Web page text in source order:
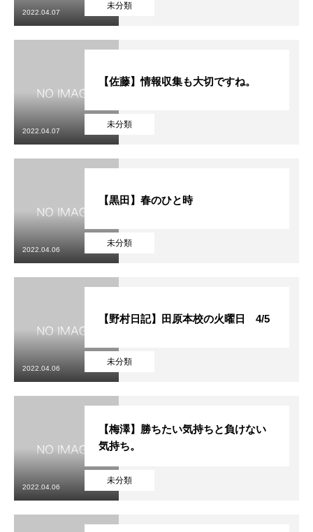
未分類
2022.04.07
未分類
【佐藤】情報収集も大切ですね。
2022.04.07
未分類
【黒田】春のひと時
2022.04.06
未分類
【野村日記】田原本校の火曜日 4/5
2022.04.06
未分類
【梅澤】勝ちたい気持ちと負けない
気持ち。
2022.04.06